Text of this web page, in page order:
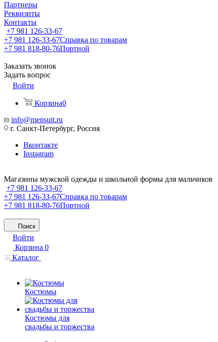
Партнеры
Реквизиты
Контакты
+7 981 126-33-67
+7 981 126-33-67Справка по товарам
+7 981 818-80-76Портной
Заказать звонок
Задать вопрос
Войти
Корзина0
info@mensuit.ru
г. Санкт-Петербург, Россия
Вконтакте
Instagram
Магазины мужской одежды и школьной формы для мальчиков
+7 981 126-33-67
+7 981 126-33-67Справка по товарам
+7 981 818-80-76Портной
Поиск
Войти
Корзина 0
Каталог
Костюмы
Костюмы для
свадьбы и торжества